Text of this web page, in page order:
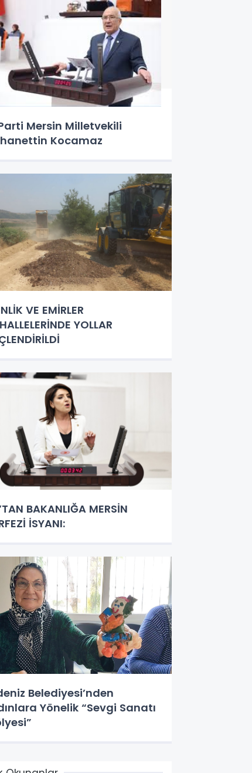
Mersin Milletvekili
Kocamaz
VE EMİRLER
YOLLAR
BAKANLIĞA MERSİN
İSYANI:
Belediyesi’nden
Yönelik “Sevgi Sanatı